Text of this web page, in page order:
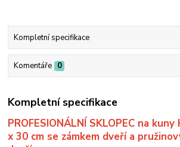
Kompletní specifikace
Komentáře 0
Kompletní specifikace
PROFESIONÁLNÍ SKLOPEC na
x 30 cm se zámkem dveří a